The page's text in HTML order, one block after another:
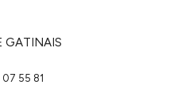
GATINAIS
55 81